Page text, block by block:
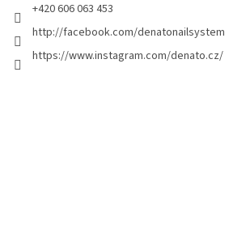
+420 606 063 453
http://facebook.com/denatonailsystem
https://www.instagram.com/denato.cz/